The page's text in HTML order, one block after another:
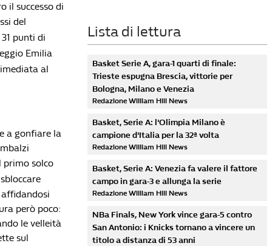
il successo di
del
punti di
Emilia
al
a gonfiare la
primo solco
affidandosi
però poco:
le velleità
sul
Lista di lettura
Basket Serie A, gara-1 quarti di finale:
Trieste espugna Brescia, vittorie per
Bologna, Milano e Venezia
Redazione William Hill News
Basket, Serie A: l'Olimpia Milano è
campione d'Italia per la 32ª volta
Redazione William Hill News
Basket, Serie A: Venezia fa valere il fattore
campo in gara-3 e allunga la serie
Redazione William Hill News
NBa Finals, New York vince gara-5 contro
San Antonio: i Knicks tornano a vincere un
titolo a distanza di 53 anni